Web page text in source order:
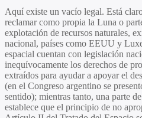
Aquí existe un vacío legal. Está
reclamar como propia la Luna o
explotación de recursos naturales,
nacional, países como EEUU y
espacial cuentan con legislación
inequívocamente los derechos de
extraídos para ayudar a apoyar el
(en el Congreso argentino se
sentido); mientras tanto, una parte
establece que el principio de no